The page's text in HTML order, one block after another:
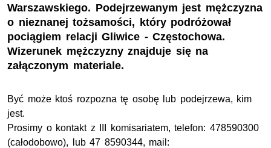
Warszawskiego. Podejrzewanym jest mężczyzna
o nieznanej tożsamości, który podróżował
pociągiem relacji Gliwice - Częstochowa.
Wizerunek mężczyzny znajduje się na
załączonym materiale.
Być może ktoś rozpozna tę osobę lub podejrzewa, kim
jest.
Prosimy o kontakt z III komisariatem, telefon: 478590300
(całodobowo), lub 47 8590344, mail: